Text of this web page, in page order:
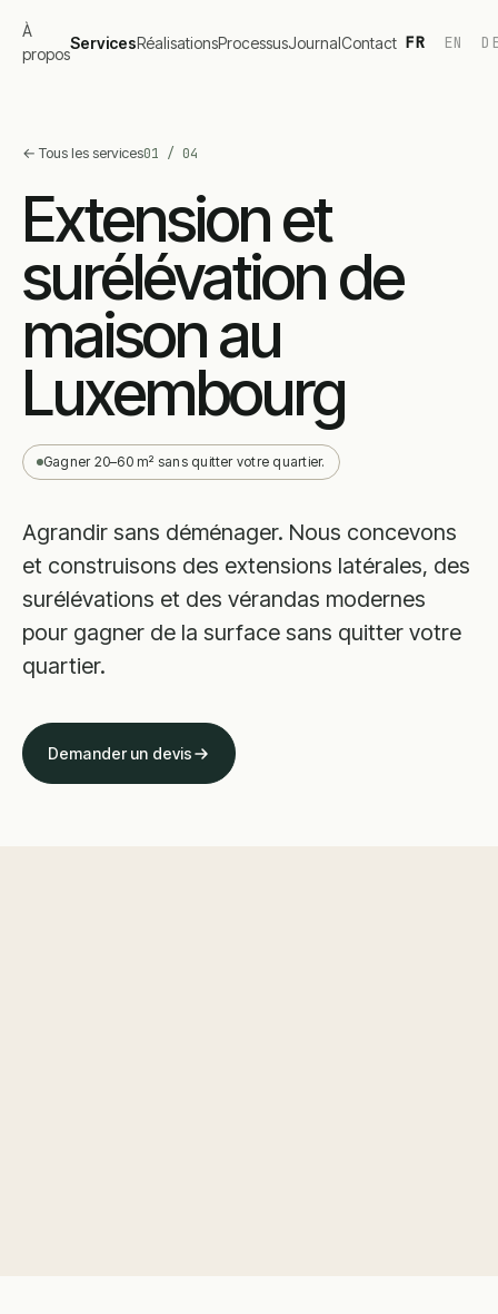
À
propos
ServicesRéalisationsProcessusJournalContact FR EN
← Tous les services01 / 04
Extension et
surélévation de
maison au
Luxembourg
Gagner 20–60 m² sans quitter votre quartier.
Agrandir sans déménager. Nous concevons
et construisons des extensions latérales, des
surélévations et des vérandas modernes
pour gagner de la surface sans quitter votre
quartier.
Demander un devis